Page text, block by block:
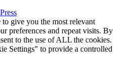
give you the most relevant
preferences and repeat visits. By
to the use of ALL the cookies.
Settings" to provide a controlled